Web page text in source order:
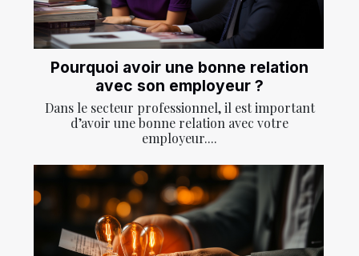
Pourquoi avoir une bonne relation
avec son employeur ?
Dans le secteur professionnel, il est important
d’avoir une bonne relation avec votre
employeur....